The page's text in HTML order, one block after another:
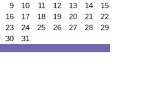
9
10 11 12 13 14
15
16
17 18 19 20 21
22
23
24 25 26 27 28
29
30
31